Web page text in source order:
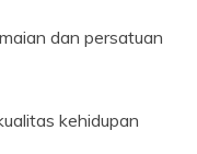
dan persatuan
kehidupan